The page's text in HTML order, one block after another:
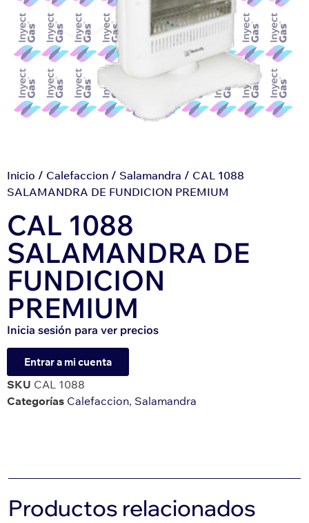
Inicio / Calefaccion / Salamandra / CAL 1088
SALAMANDRA DE FUNDICION PREMIUM
CAL 1088
SALAMANDRA DE
FUNDICION
PREMIUM
Inicia sesión para ver precios
Entrar a mi cuenta
SKU CAL 1088
Categorías Calefaccion, Salamandra
Productos relacionados